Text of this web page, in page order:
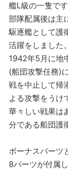
艦L級の一隻です
部隊配属後は主
駆逐艦として護
活躍をしました。
1942年5月に地
(船団攻撃任務)
戦を中止して帰
よる攻撃をうけ
華々しい戦果は
分である船団護
ボーナスパーツ
8パーツが付属し